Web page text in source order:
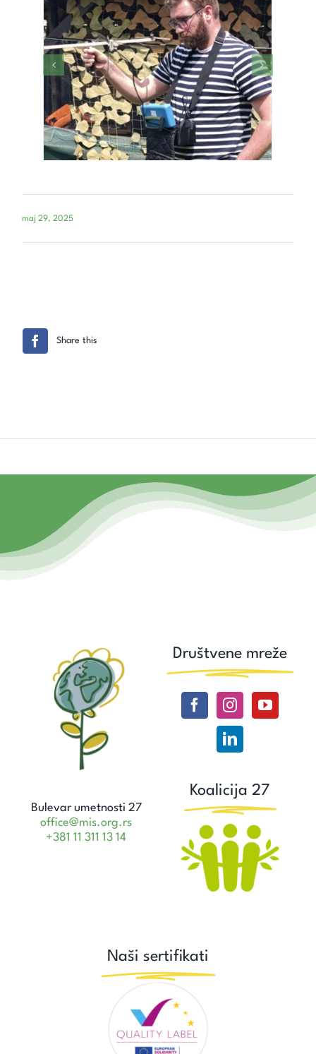
maj 29, 2025
Share this
Bulevar umetnosti 27
office@mis.org.rs
+381 11 311 13 14
Društvene mreže
Koalicija 27
Naši sertifikati